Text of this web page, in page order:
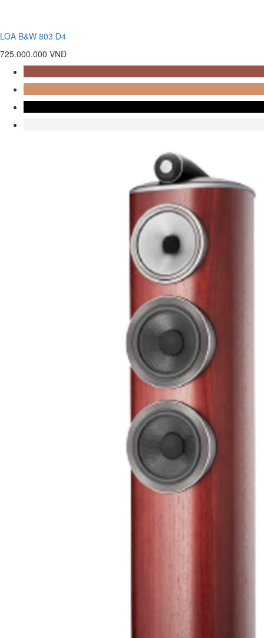
LOA B&W 803 D4
725.000.000 VNĐ